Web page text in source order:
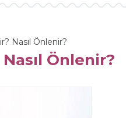
Nasıl Önlenir?
Nasıl Önlenir?